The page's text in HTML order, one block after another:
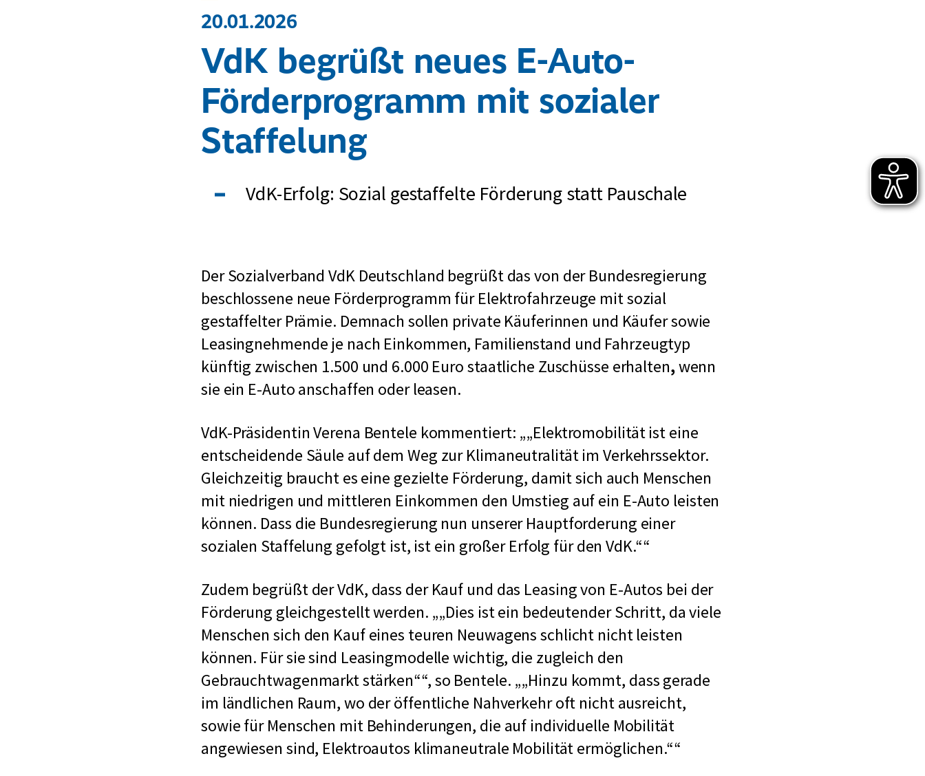
20.01.2026
VdK begrüßt neues E-Auto-
Förderprogramm mit sozialer
Staffelung
VdK-Erfolg: Sozial gestaffelte Förderung statt Pauschale
Der Sozialverband VdK Deutschland begrüßt das von der Bundesregierung
beschlossene neue Förderprogramm für Elektrofahrzeuge mit sozial
gestaffelter Prämie. Demnach sollen private Käuferinnen und Käufer sowie
Leasingnehmende je nach Einkommen, Familienstand und Fahrzeugtyp
künftig zwischen 1.500 und 6.000 Euro staatliche Zuschüsse erhalten,wenn
sie ein E-Auto anschaffen oder leasen.
VdK-Präsidentin Verena Bentele kommentiert: „Elektromobilität ist eine
entscheidende Säule auf dem Weg zur Klimaneutralität im Verkehrssektor.
Gleichzeitig braucht es eine gezielte Förderung, damit sich auch Menschen
mit niedrigen und mittleren Einkommen den Umstieg auf ein E-Auto leisten
können. Dass die Bundesregierung nun unserer Hauptforderung einer
sozialen Staffelung gefolgt ist, ist ein großer Erfolg für den VdK.“
Zudem begrüßt der VdK, dass der Kauf und das Leasing von E-Autos bei der
Förderung gleichgestellt werden. „Dies ist ein bedeutender Schritt, da viele
Menschen sich den Kauf eines teuren Neuwagens schlicht nicht leisten
können. Für sie sind Leasingmodelle wichtig, die zugleich den
Gebrauchtwagenmarkt stärken“ , so Bentele. „Hinzu kommt, dass gerade
im ländlichen Raum, wo der öffentliche Nahverkehr oft nicht ausreicht,
sowie für Menschen mit Behinderungen, die auf individuelle Mobilität
angewiesen sind, Elektroautos klimaneutrale Mobilität ermöglichen.“